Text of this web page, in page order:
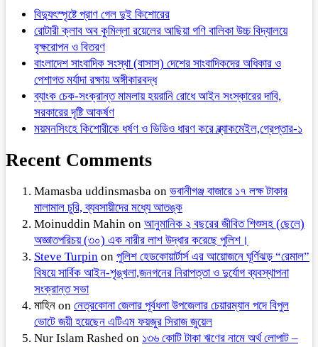
বিদ্যুৎস্পৃষ্টে প্রাণ গেল দুই কিশোরের
রোটারী ক্লাব অব কুমিল্লা রয়েলের আছিয়া গণি বালিকা উচ্চ বিদ্যালয়ে
বৃক্ষরোপন ও বিতরণ
বাংলাদেশ সাংবাদিক সংস্থা (বাসাস) দেশের সাংবাদিকদের অধিকার ও
পেশাগত মর্যাদা রক্ষায় অঙ্গীকারবদ্ধ
ব্যাংক চেক-সংক্রান্ত মামলায় হয়রানি রোধে আইন সংস্কারের দাবি,
সরকারের দৃষ্টি আকর্ষণ
ময়মনসিংহে কিশোরীকে ধর্ষণ ও ভিডিও ধারণ করে ব্ল্যাকমেইল,গ্রেপ্তার-১
Recent Comments
Mamasba uddinsmasba on ভবানীগঞ্জ বাজারে ১৭ লক্ষ টাকার
মালামাল চুরি, ব্যবসায়ীদের মধ্যে আতঙ্ক
Moinuddin Mahin on আনুমানিক ২ বছরের জীবিত শিশুসহ (ছেলে)
অজ্ঞাতপরিচয় (৩০) এক নারীর লাশ উদ্ধার করেছে পুলিশ।
Steve Turpin on পুলিশ হেডকোয়ার্টার্স এর আয়োজনে ঘূর্ণিঝড় “রেমাল”
বিষয়ে সার্বিক আইন-শৃঙ্খলা,জনগনের নিরাপত্তা ও দুর্যোগ ব্যবস্থাপনা
সংক্রান্ত সভা
মাহিন on নেত্রকোনা জেলার পূর্বধলা উপজেলার চেয়ারম্যান পদে বিপুল
ভোটে জয়ী হয়েছেন এটিএম ফয়জুর সিরাজ জুয়েল
Nur Islam Rashed on ১৩৬ কোটি টাকা ঋণের নামে অর্থ লোপাট –